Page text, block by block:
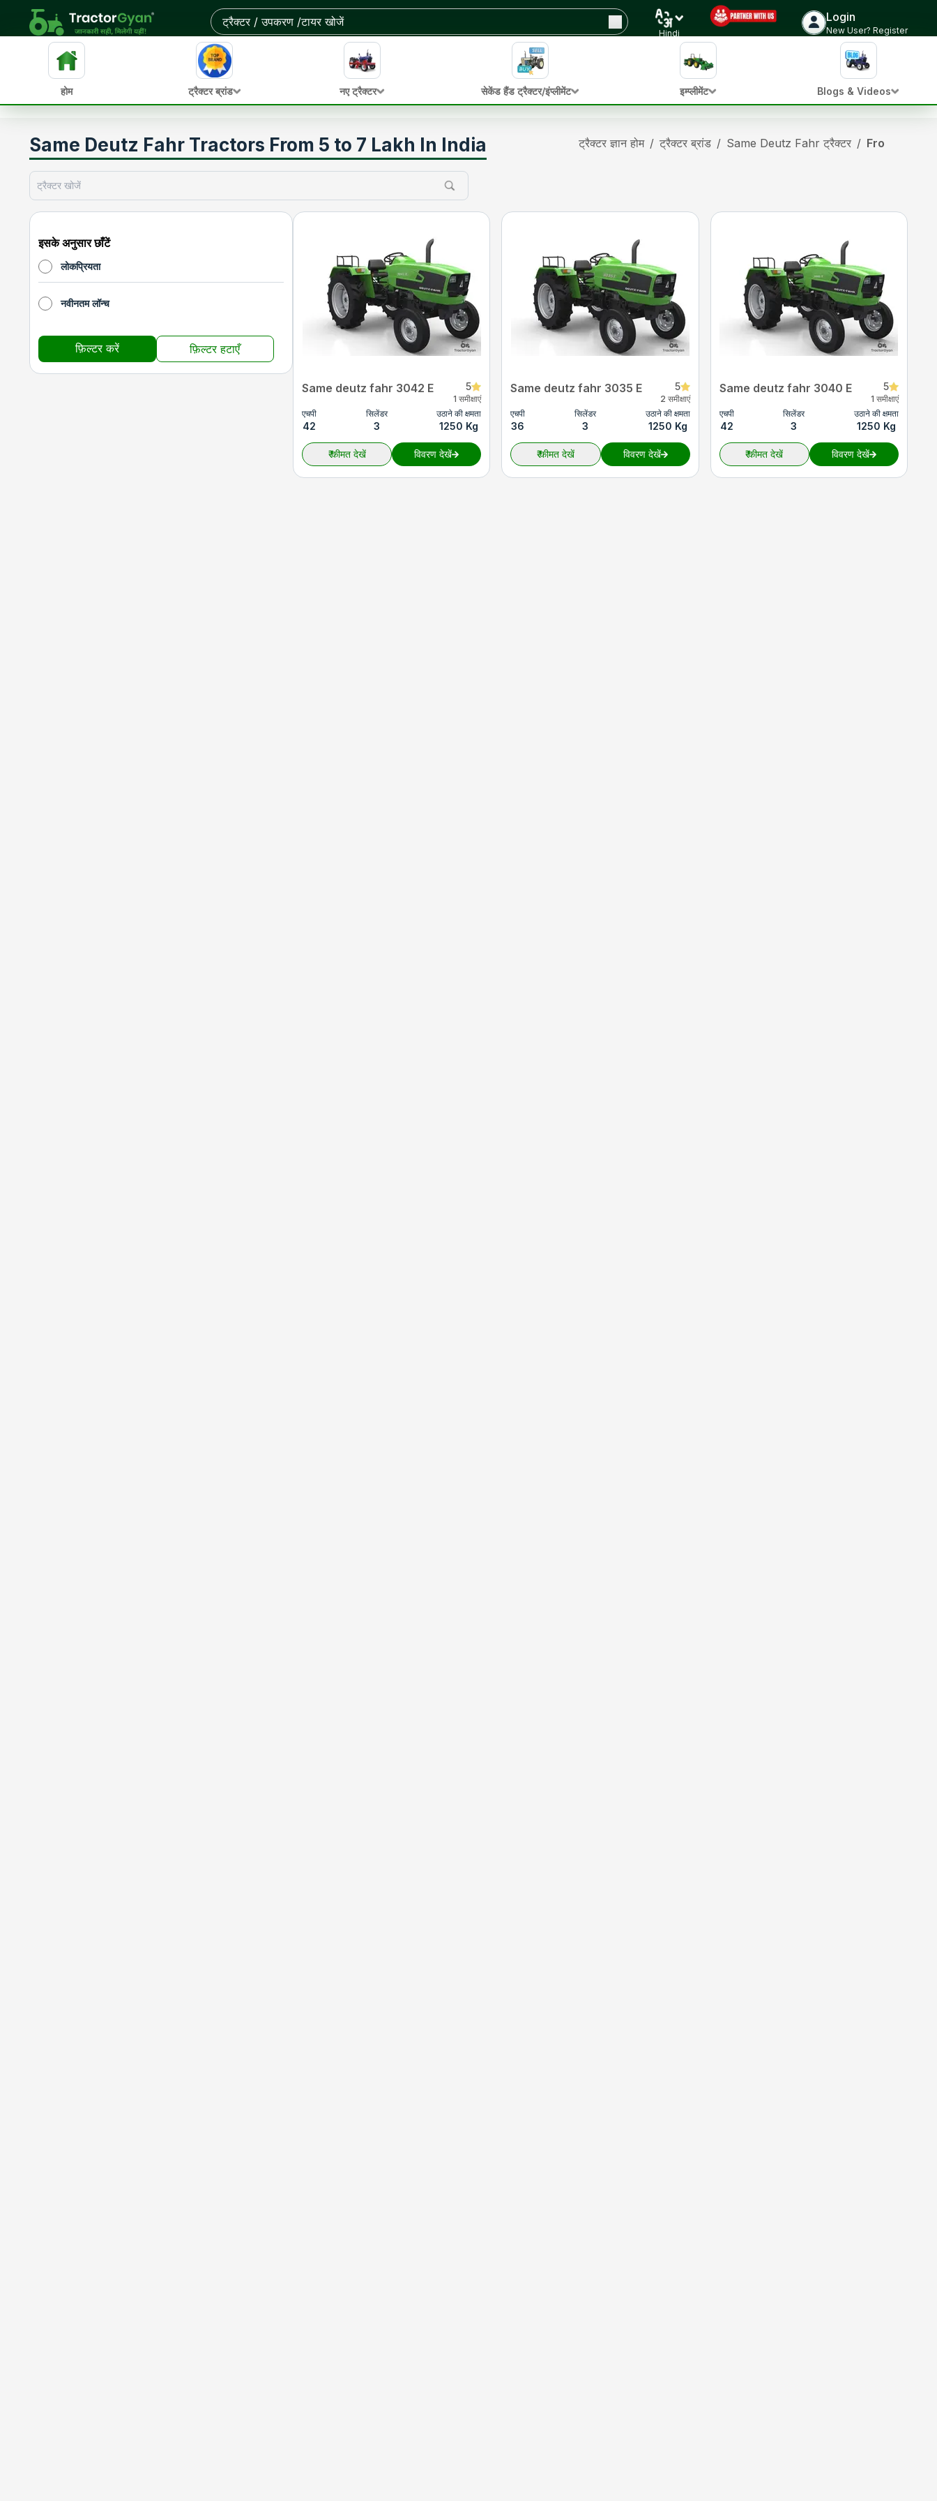
Hindi
Login
New User? Register
होम ट्रैक्टर ब्रांड नए ट्रैक्टर सेकेंड हैंड ट्रैक्टर/इंप्लीमेंट इम्प्लीमेंट Blogs & Videos
Same Deutz Fahr Tractors From 5 to 7 Lakh In India ट्रैक्टर ज्ञान होम / ट्रैक्टर ब्रांड / Same Deutz Fahr ट्रैक्टर / From 5 to 7
इसके अनुसार छाँटें
लोकप्रियता
नवीनतम लॉन्च
फ़िल्टर करें फ़िल्टर हटाएँ
Same deutz fahr 3042 E 5
1 समीक्षाएं
एचपी
42
सिलेंडर
3
उठाने की क्षमता
1250 Kg
₹कीमत देखें विवरण देखें
Same deutz fahr 3035 E 5
2 समीक्षाएं
एचपी
36
सिलेंडर
3
उठाने की क्षमता
1250 Kg
₹कीमत देखें विवरण देखें
Same deutz fahr 3040 E 5
1 समीक्षाएं
एचपी
42
सिलेंडर
3
उठाने की क्षमता
1250 Kg
₹कीमत देखें विवरण देखें